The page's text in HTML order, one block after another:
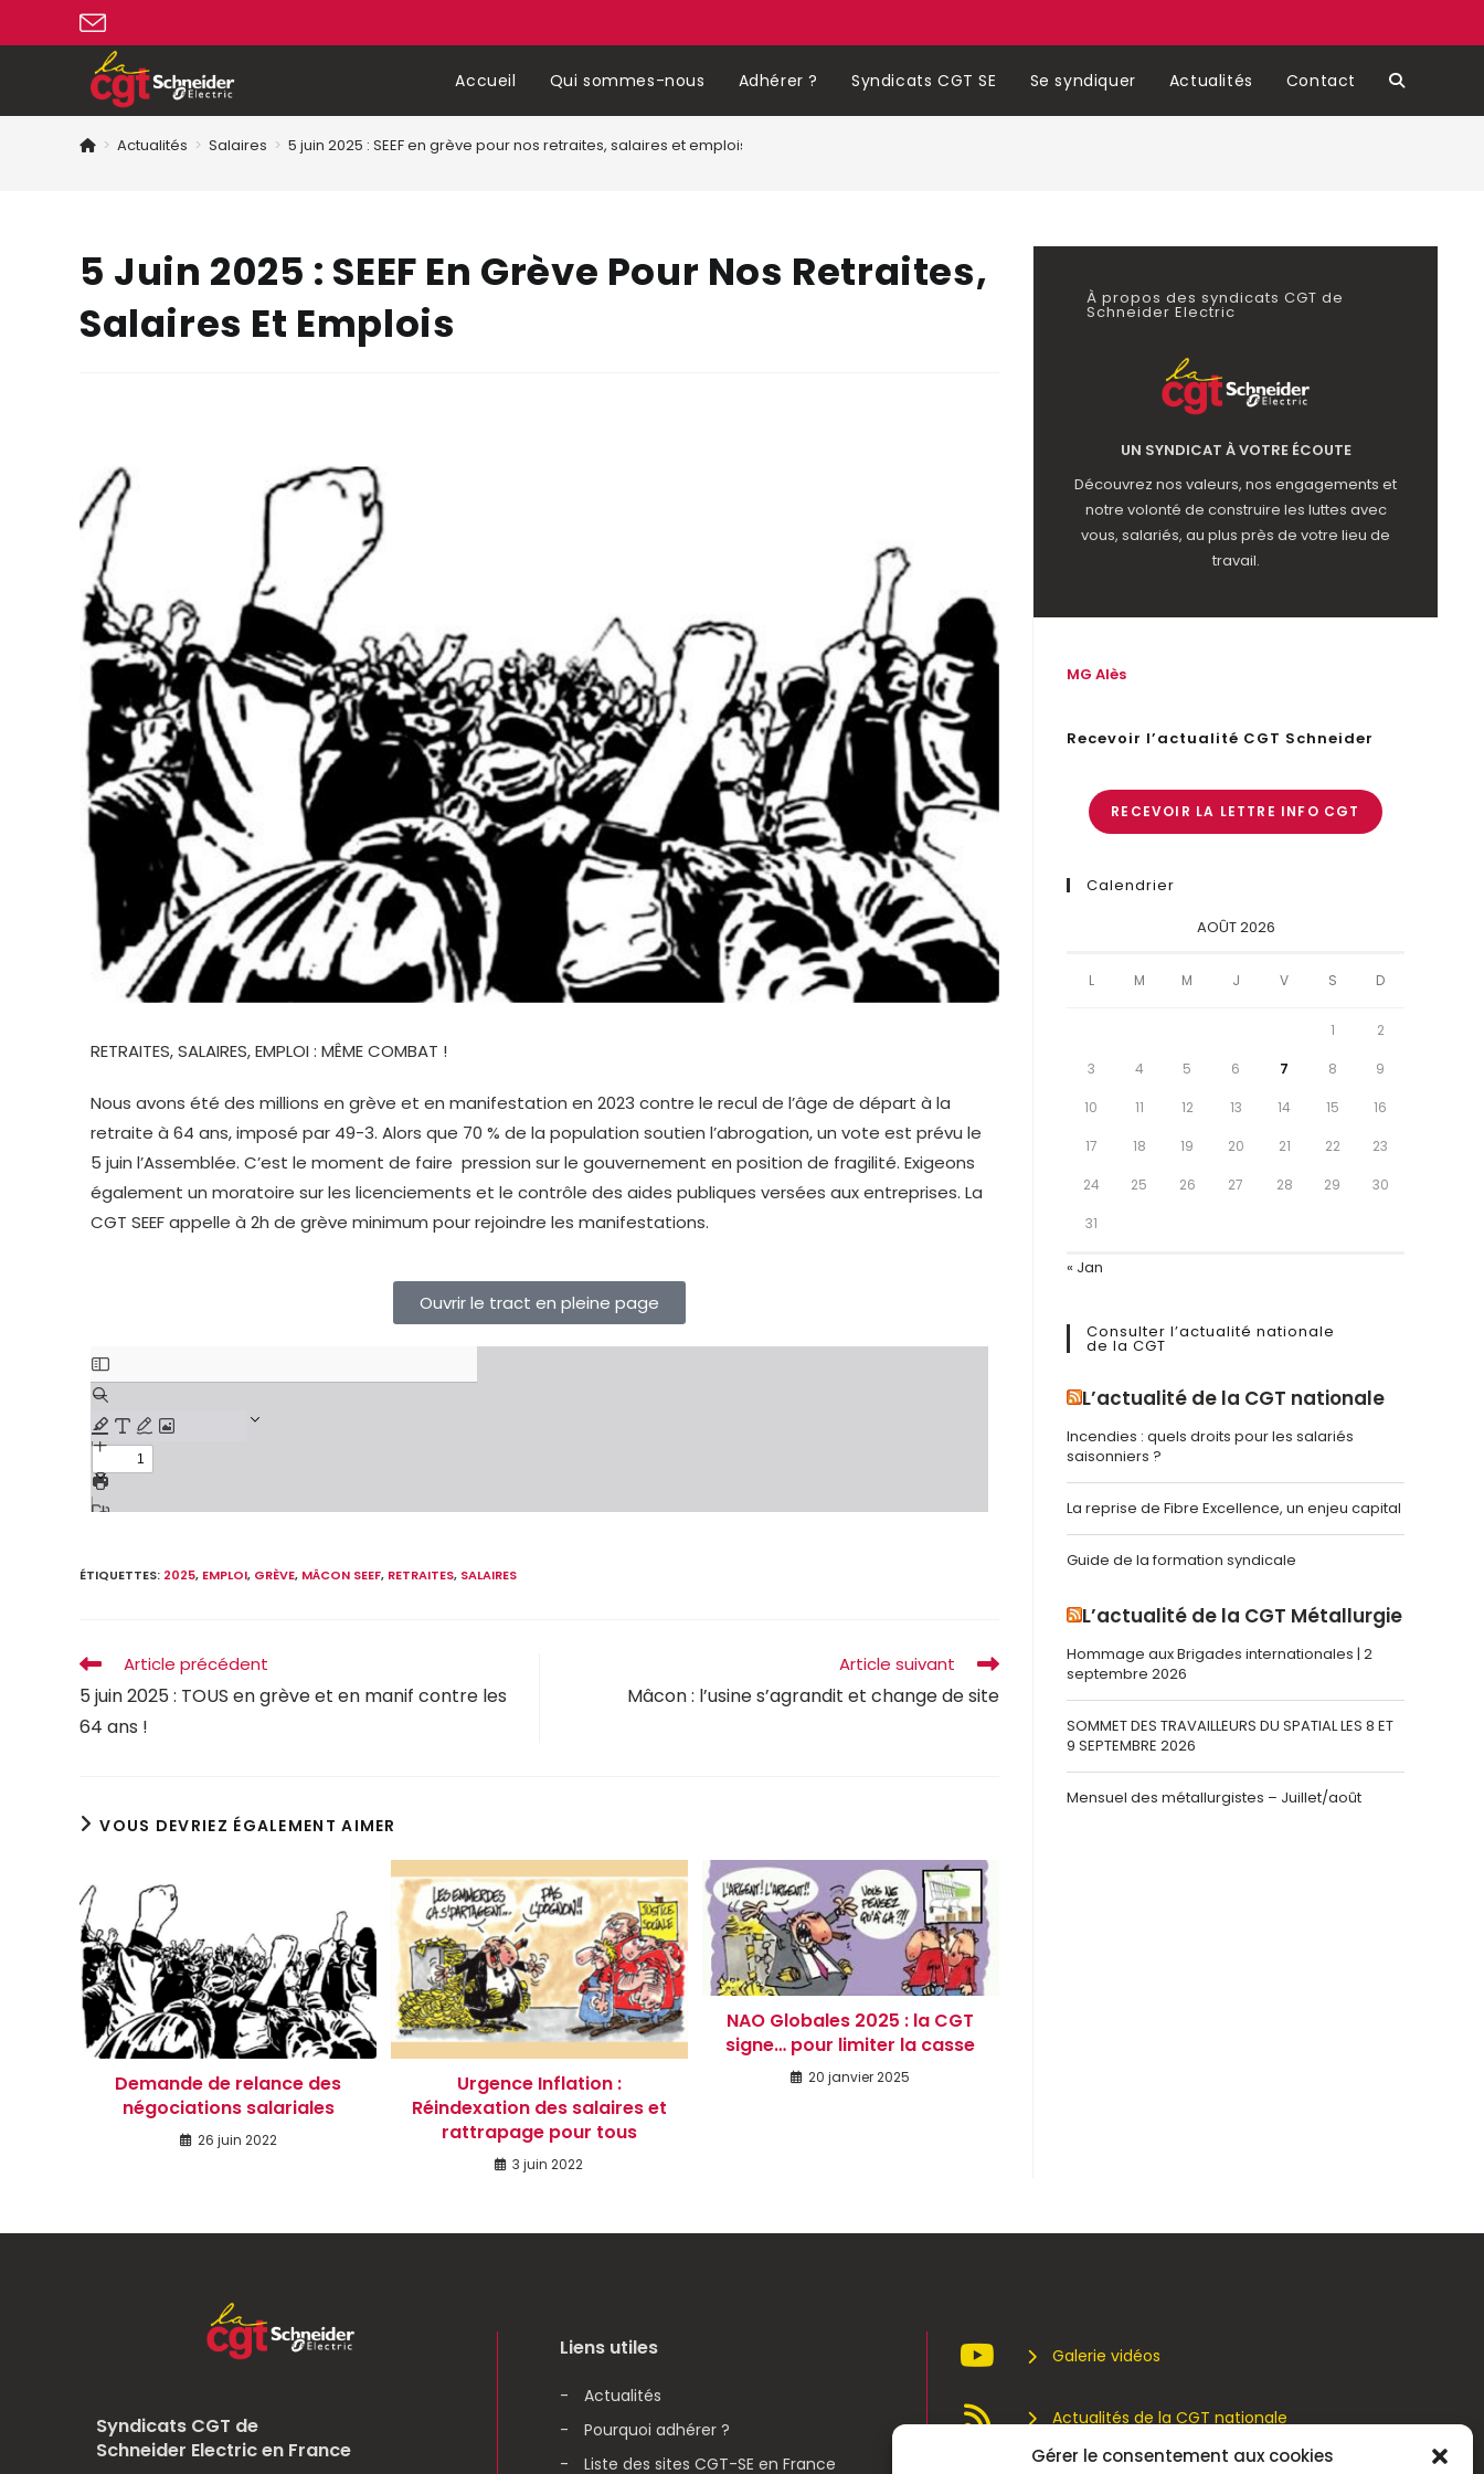
Gérer le consentement aux cookies
Accueil Qui sommes-nous Adhérer ? Syndicats CGT SE Se syndiquer Actualités Contact
> Actualités > Salaires > 5 juin 2025 : SEEF en grève pour nos retraites, salaires et emplois
5 Juin 2025 : SEEF En Grève Pour Nos Retraites,
Salaires Et Emplois
RETRAITES, SALAIRES, EMPLOI : MÊME COMBAT !
Nous avons été des millions en grève et en manifestation en 2023 contre le recul de l’âge de départ à la
retraite à 64 ans, imposé par 49-3. Alors que 70 % de la population soutien l’abrogation, un vote est prévu le
5 juin l’Assemblée. C’est le moment de faire pression sur le gouvernement en position de fragilité. Exigeons
également un moratoire sur les licenciements et le contrôle des aides publiques versées aux entreprises. La
CGT SEEF appelle à 2h de grève minimum pour rejoindre les manifestations.
Ouvrir le tract en pleine page
ÉTIQUETTES: 2025, EMPLOI, GRÈVE, MÂCON SEEF, RETRAITES, SALAIRES
Article précédent
5 juin 2025 : TOUS en grève et en manif contre les
64 ans !
Article suivant
Mâcon : l’usine s’agrandit et change de site
VOUS DEVRIEZ ÉGALEMENT AIMER
Demande de relance des
négociations salariales
26 juin 2022
Urgence Inflation :
Réindexation des salaires et
rattrapage pour tous
3 juin 2022
NAO Globales 2025 : la CGT
signe… pour limiter la casse
20 janvier 2025
À propos des syndicats CGT de
Schneider Electric
UN SYNDICAT À VOTRE ÉCOUTE
Découvrez nos valeurs, nos engagements et
notre volonté de construire les luttes avec
vous, salariés, au plus près de votre lieu de
travail.
MG Alès
Recevoir l’actualité CGT Schneider
RECEVOIR LA LETTRE INFO CGT
Calendrier
AOÛT 2026
L M M J V S D
1 2
3 4 5 6 7 8 9
10 11 12 13 14 15 16
17 18 19 20 21 22 23
24 25 26 27 28 29 30
31
« Jan
Consulter l’actualité nationale
de la CGT
L’actualité de la CGT nationale
Incendies : quels droits pour les salariés
saisonniers ?
La reprise de Fibre Excellence, un enjeu capital
Guide de la formation syndicale
L’actualité de la CGT Métallurgie
Hommage aux Brigades internationales | 2
septembre 2026
SOMMET DES TRAVAILLEURS DU SPATIAL LES 8 ET
9 SEPTEMBRE 2026
Mensuel des métallurgistes – Juillet/août
Syndicats CGT de
Schneider Electric en France
Liens utiles
Actualités
Pourquoi adhérer ?
Liste des sites CGT-SE en France
Galerie vidéos
Actualités de la CGT nationale